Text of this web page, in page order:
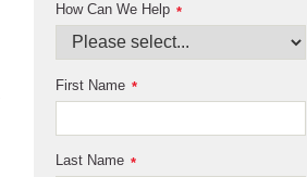
*
How Can We Help
*
First Name
*
Last Name